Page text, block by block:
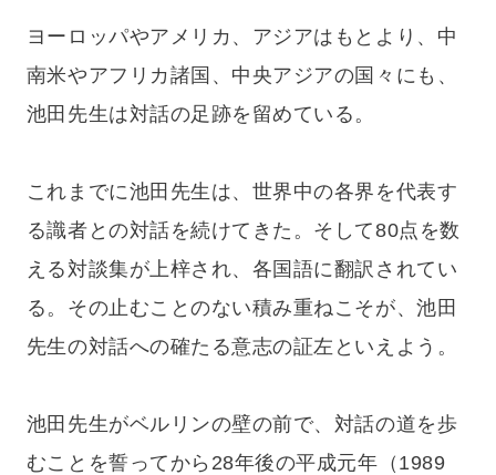
ヨーロッパやアメリカ、アジアはもとより、中
南米やアフリカ諸国、中央アジアの国々にも、
池田先生は対話の足跡を留めている。
これまでに池田先生は、世界中の各界を代表す
る識者との対話を続けてきた。そして80点を数
える対談集が上梓され、各国語に翻訳されてい
る。その止むことのない積み重ねこそが、池田
先生の対話への確たる意志の証左といえよう。
池田先生がベルリンの壁の前で、対話の道を歩
むことを誓ってから28年後の平成元年（1989